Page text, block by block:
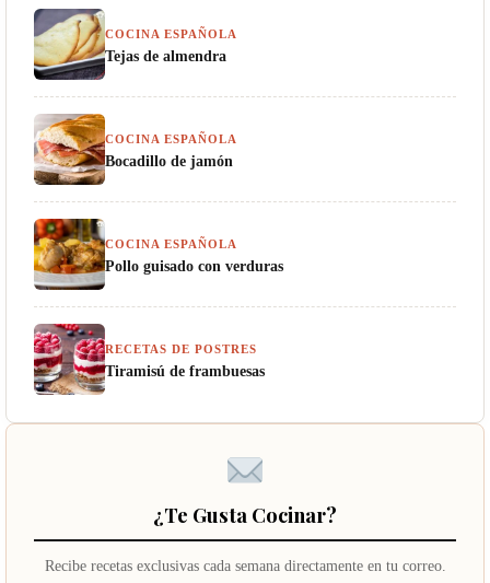
COCINA ESPAÑOLA
Tejas de almendra
COCINA ESPAÑOLA
Bocadillo de jamón
COCINA ESPAÑOLA
Pollo guisado con verduras
RECETAS DE POSTRES
Tiramisú de frambuesas
¿Te Gusta Cocinar?
Recibe recetas exclusivas cada semana directamente en tu correo.